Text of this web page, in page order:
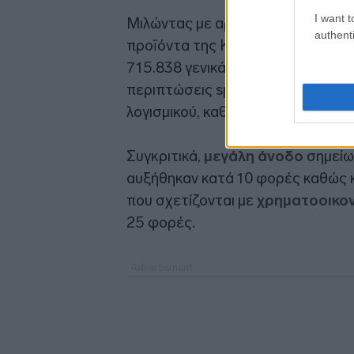
I want
Μιλώντας με αριθμούς, τα
προϊόντα της Kaspersky
715.838 γενικά exploits, 583.904
περιπτώσεις spyware, 117.329
λογισμικού, καθώς και 25.650
Συγκριτικά, μεγάλη άνοδο
αυξήθηκαν κατά 10 φορές καθώς
που σχετίζονται με
25 φορές.